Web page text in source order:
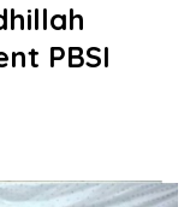
PBSI